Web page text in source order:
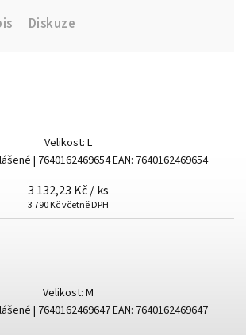
Diskuze
Velikost: L
| 7640162469654EAN: 7640162469654
3 132,23 Kč/ ks
3 790 Kč včetně DPH
Velikost: M
| 7640162469647EAN: 7640162469647